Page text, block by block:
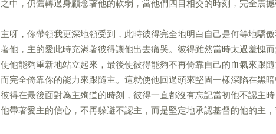
之中，仍舊轉過身顧念著他的軟弱，當他們四目相交的時刻，完全震撼
主呀，你帶領我更深地領受到，此時彼得完全地明白自己是何等地驕
著他，主的愛此時充滿著彼得讓他出去痛哭。彼得雖然當時太過羞愧
使他能夠重新地站立起來，最後使彼得能夠不再倚靠自己的血氣來跟
而完全倚靠你的能力來跟隨主。這就使他回過頭來堅固一樣深陷在黑
彼得在最後面對為主殉道的時刻，彼得一直都沒有忘記當初他不認主
他帶著愛主的信心，不再躲避不認主，而是堅定地承認基督的他的主